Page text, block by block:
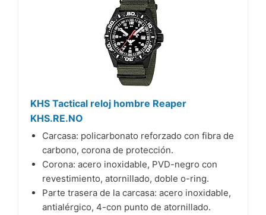
KHS Tactical reloj hombre Reaper
KHS.RE.NO
Carcasa: policarbonato reforzado con fibra de
carbono, corona de protección.
Corona: acero inoxidable, PVD-negro con
revestimiento, atornillado, doble o-ring.
Parte trasera de la carcasa: acero inoxidable,
antialérgico, 4-con punto de atornillado.